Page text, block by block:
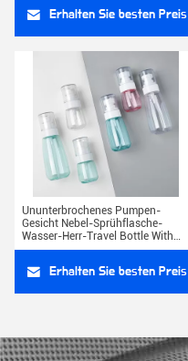
Erhalten Sie besten Preis
Ununterbrochenes Pumpen-
Gesicht Nebel-Sprühflasche-
Wasser-Herr-Travel Bottle With
sprühen 30ml 100ml PETG
Erhalten Sie besten Preis